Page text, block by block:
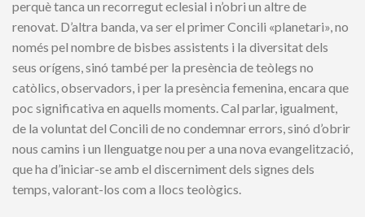
perquè tanca un recorregut eclesial i n’obri un altre de
renovat. D’altra banda, va ser el primer Concili «planetari», no
només pel nombre de bisbes assistents i la diversitat dels
seus orígens, sinó també per la presència de teòlegs no
catòlics, observadors, i per la presència femenina, encara que
poc significativa en aquells moments. Cal parlar, igualment,
de la voluntat del Concili de no condemnar errors, sinó d’obrir
nous camins i un llenguatge nou per a una nova evangelització,
que ha d’iniciar-se amb el discerniment dels signes dels
temps, valorant-los com a llocs teològics.